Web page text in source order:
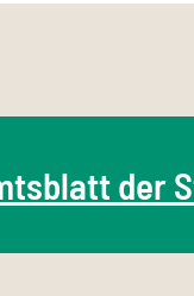
der